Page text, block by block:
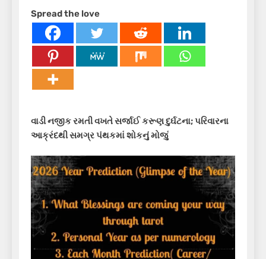
Spread the love
વાડી નજીક રમતી વખતે સર્જાઈ કરૂણ દુર્ઘટના; પરિવારના
આક્રંદથી સમગ્ર પંથકમાં શોકનું મોજું